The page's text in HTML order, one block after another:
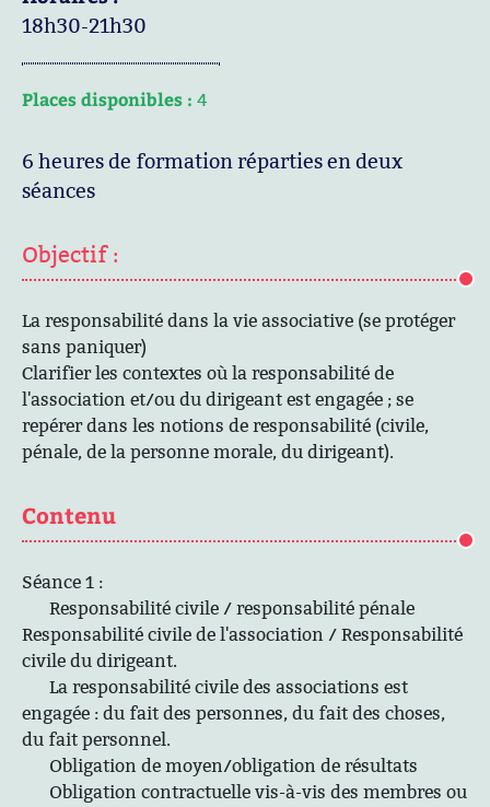
18h30-21h30
Places disponibles : 4
6 heures de formation réparties en deux
séances
Objectif :
La responsabilité dans la vie associative (se protéger
sans paniquer)
Clarifier les contextes où la responsabilité de
l'association et/ou du dirigeant est engagée ; se
repérer dans les notions de responsabilité (civile,
pénale, de la personne morale, du dirigeant).
Contenu
Séance 1 :
Responsabilité civile / responsabilité pénale
Responsabilité civile de l'association / Responsabilité
civile du dirigeant.
La responsabilité civile des associations est
engagée : du fait des personnes, du fait des choses,
du fait personnel.
Obligation de moyen/obligation de résultats
Obligation contractuelle vis-à-vis des membres ou